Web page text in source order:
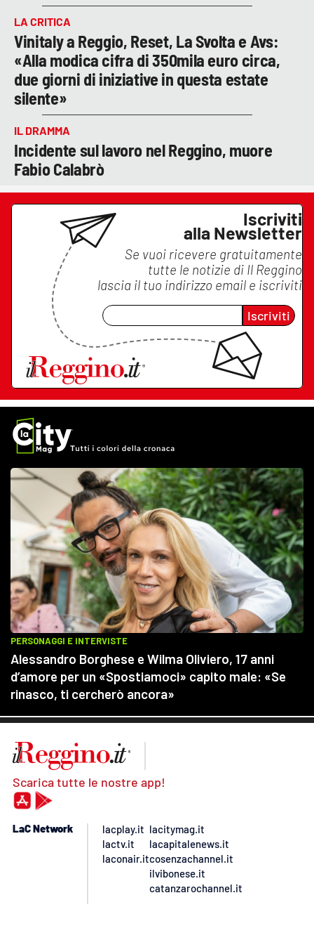
LA CRITICA
Vinitaly a Reggio, Reset, La Svolta e Avs:
«Alla modica cifra di 350mila euro circa,
due giorni di iniziative in questa estate
silente»
IL DRAMMA
Incidente sul lavoro nel Reggino, muore
Fabio Calabrò
Iscriviti
alla Newsletter
Se vuoi ricevere gratuitamente
tutte le notizie di Il Reggino
lascia il tuo indirizzo email e iscriviti
Iscriviti
Scarica tutte le nostre app!
LaC Network
lacplay.it
lactv.it
laconair.it
lacitymag.it
lacapitalenews.it
cosenzachannel.it
ilvibonese.it
catanzarochannel.it